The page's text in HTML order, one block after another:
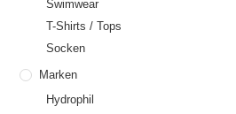
Swimwear
T-Shirts / Tops
Socken
Marken
Hydrophil